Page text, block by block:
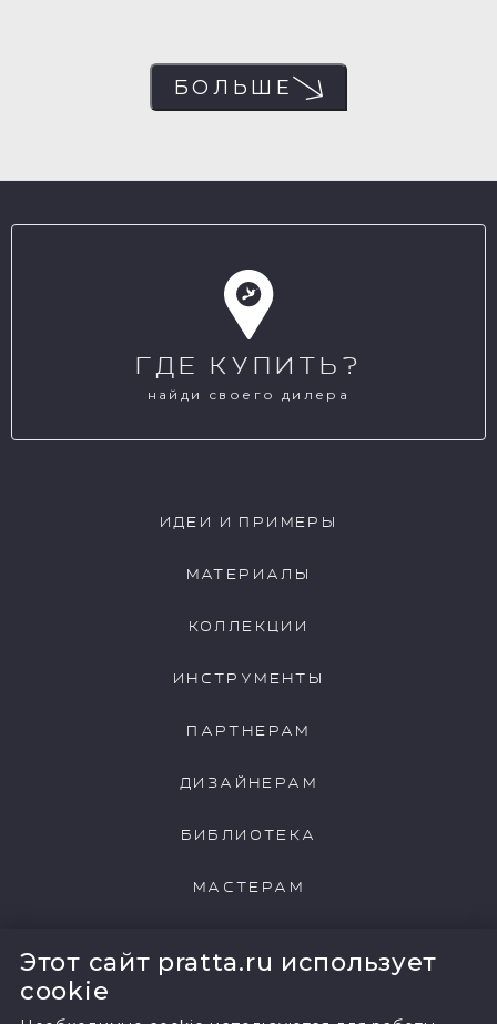
Этот сайт pratta.ru использует
cookie
БОЛЬШЕ
ГДЕ КУПИТЬ?
найди своего дилера
ИДЕИ И ПРИМЕРЫ
МАТЕРИАЛЫ
КОЛЛЕКЦИИ
ИНСТРУМЕНТЫ
ПАРТНЕРАМ
ДИЗАЙНЕРАМ
БИБЛИОТЕКА
МАСТЕРАМ